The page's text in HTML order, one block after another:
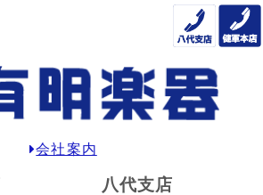
会社案内
八代支店